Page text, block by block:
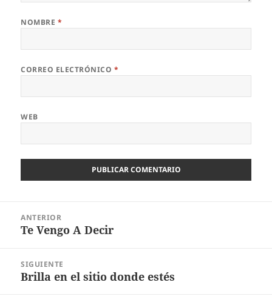
NOMBRE *
CORREO ELECTRÓNICO *
WEB
entradas
ANTERIOR
Entrada
Te Vengo A Decir
SIGUIENTE
Siguiente
Brilla en el sitio donde estés